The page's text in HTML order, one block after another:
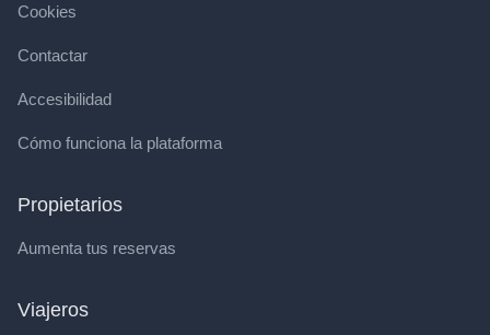
Cookies
Contactar
Accesibilidad
Cómo funciona la plataforma
Propietarios
Aumenta tus reservas
Viajeros